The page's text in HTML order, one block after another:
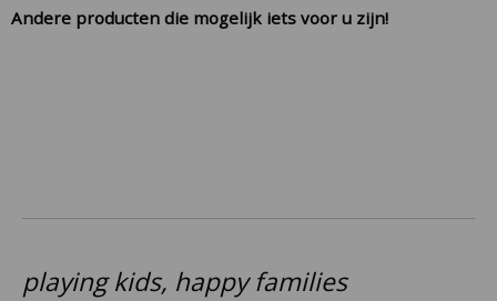
Andere producten die mogelijk iets voor u zijn!
playing kids, happy families